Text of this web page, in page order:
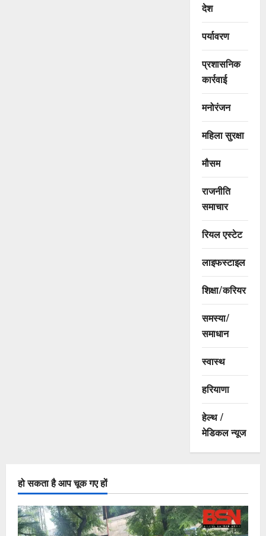
देश
पर्यावरण
प्रशासनिक
कार्रवाई
मनोरंजन
महिला सुरक्षा
मौसम
राजनीति
समाचार
रियल एस्टेट
लाइफस्टाइल
शिक्षा/करियर
समस्या/
समाधान
स्वास्थ
हरियाणा
हेल्थ /
मेडिकल न्यूज
हो सकता है आप चूक गए हों